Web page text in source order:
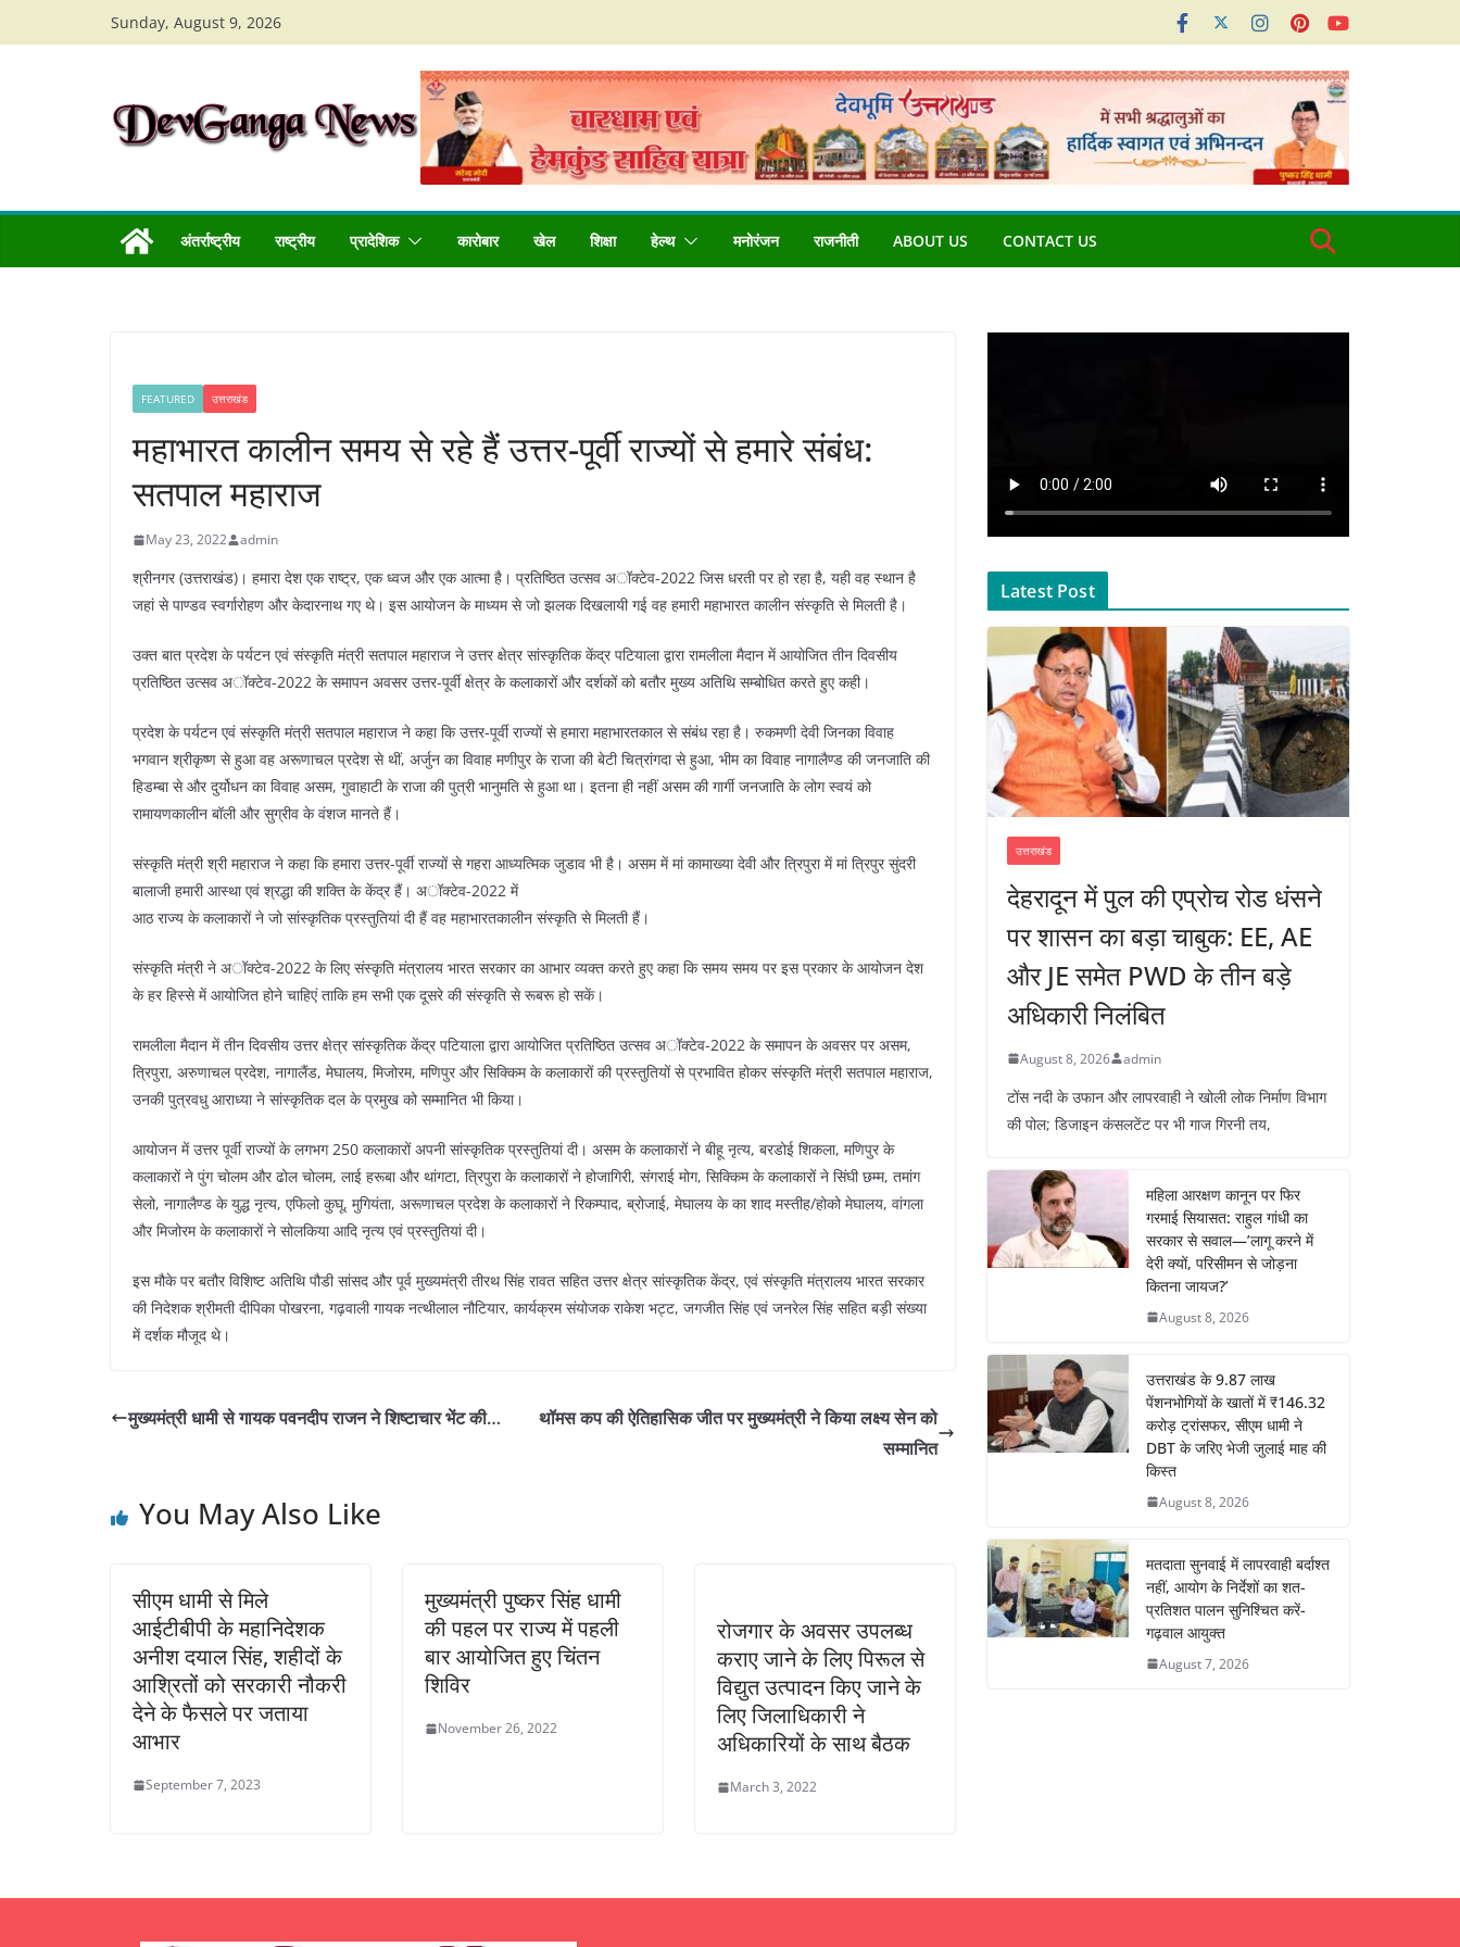
to
Sunday, August 9, 2026
अंतर्राष्ट्रीय राष्ट्रीय प्रादेशिक कारोबार खेल शिक्षा हेल्थ मनोरंजन राजनीती ABOUT US CONTACT US
FEATURED उत्तराखंड
महाभारत कालीन समय से रहे हैं उत्तर-पूर्वी राज्यों से हमारे संबंध:
सतपाल महाराज
May 23, 2022 admin
श्रीनगर (उत्तराखंड)। हमारा देश एक राष्ट्र, एक ध्वज और एक आत्मा है। प्रतिष्ठित उत्सव अॉक्टेव-2022 जिस धरती पर हो रहा है, यही वह स्थान है
जहां से पाण्डव स्वर्गारोहण और केदारनाथ गए थे। इस आयोजन के माध्यम से जो झलक दिखलायी गई वह हमारी महाभारत कालीन संस्कृति से मिलती है।
उक्त बात प्रदेश के पर्यटन एवं संस्कृति मंत्री सतपाल महाराज ने उत्तर क्षेत्र सांस्कृतिक केंद्र पटियाला द्वारा रामलीला मैदान में आयोजित तीन दिवसीय
प्रतिष्ठित उत्सव अॉक्टेव-2022 के समापन अवसर उत्तर-पूर्वी क्षेत्र के कलाकारों और दर्शकों को बतौर मुख्य अतिथि सम्बोधित करते हुए कही।
प्रदेश के पर्यटन एवं संस्कृति मंत्री सतपाल महाराज ने कहा कि उत्तर-पूर्वी राज्यों से हमारा महाभारतकाल से संबंध रहा है। रुकमणी देवी जिनका विवाह
भगवान श्रीकृष्ण से हुआ वह अरूणाचल प्रदेश से थीं, अर्जुन का विवाह मणीपुर के राजा की बेटी चित्रांगदा से हुआ, भीम का विवाह नागालैण्ड की जनजाति की
हिडम्बा से और दुर्योधन का विवाह असम, गुवाहाटी के राजा की पुत्री भानुमति से हुआ था। इतना ही नहीं असम की गार्गी जनजाति के लोग स्वयं को
रामायणकालीन बॉली और सुग्रीव के वंशज मानते हैं।
संस्कृति मंत्री श्री महाराज ने कहा कि हमारा उत्तर-पूर्वी राज्यों से गहरा आध्यत्मिक जुडाव भी है। असम में मां कामाख्या देवी और त्रिपुरा में मां त्रिपुर सुंदरी
बालाजी हमारी आस्था एवं श्रद्धा की शक्ति के केंद्र हैं। अॉक्टेव-2022 में
आठ राज्य के कलाकारों ने जो सांस्कृतिक प्रस्तुतियां दी हैं वह महाभारतकालीन संस्कृति से मिलती हैं।
संस्कृति मंत्री ने अॉक्टेव-2022 के लिए संस्कृति मंत्रालय भारत सरकार का आभार व्यक्त करते हुए कहा कि समय समय पर इस प्रकार के आयोजन देश
के हर हिस्से में आयोजित होने चाहिएं ताकि हम सभी एक दूसरे की संस्कृति से रूबरू हो सकें।
रामलीला मैदान में तीन दिवसीय उत्तर क्षेत्र सांस्कृतिक केंद्र पटियाला द्वारा आयोजित प्रतिष्ठित उत्सव अॉक्टेव-2022 के समापन के अवसर पर असम,
त्रिपुरा, अरुणाचल प्रदेश, नागालैंड, मेघालय, मिजोरम, मणिपुर और सिक्किम के कलाकारों की प्रस्तुतियों से प्रभावित होकर संस्कृति मंत्री सतपाल महाराज,
उनकी पुत्रवधु आराध्या ने सांस्कृतिक दल के प्रमुख को सम्मानित भी किया।
आयोजन में उत्तर पूर्वी राज्यों के लगभग 250 कलाकारों अपनी सांस्कृतिक प्रस्तुतियां दी। असम के कलाकारों ने बीहू नृत्य, बरडोई शिकला, मणिपुर के
कलाकारों ने पुंग चोलम और ढोल चोलम, लाई हरूबा और थांगटा, त्रिपुरा के कलाकारों ने होजागिरी, संगराई मोग, सिक्किम के कलाकारों ने सिंघी छम्म, तमांग
सेलो, नागालैण्ड के युद्ध नृत्य, एफिलो कुघू, मुगियंता, अरूणाचल प्रदेश के कलाकारों ने रिकम्पाद, ब्रोजाई, मेघालय के का शाद मस्तीह/होको मेघालय, वांगला
और मिजोरम के कलाकारों ने सोलकिया आदि नृत्य एवं प्रस्तुतियां दी।
इस मौके पर बतौर विशिष्ट अतिथि पौडी सांसद और पूर्व मुख्यमंत्री तीरथ सिंह रावत सहित उत्तर क्षेत्र सांस्कृतिक केंद्र, एवं संस्कृति मंत्रालय भारत सरकार
की निदेशक श्रीमती दीपिका पोखरना, गढ़वाली गायक नत्थीलाल नौटियार, कार्यक्रम संयोजक राकेश भट्ट, जगजीत सिंह एवं जनरेल सिंह सहित बड़ी संख्या
में दर्शक मौजूद थे।
मुख्यमंत्री धामी से गायक पवनदीप राजन ने शिष्टाचार भेंट की…
थॉमस कप की ऐतिहासिक जीत पर मुख्यमंत्री ने किया लक्ष्य सेन को
सम्मानित
You May Also Like
सीएम धामी से मिले
आईटीबीपी के महानिदेशक
अनीश दयाल सिंह, शहीदों के
आश्रितों को सरकारी नौकरी
देने के फैसले पर जताया
आभार
September 7, 2023
मुख्यमंत्री पुष्कर सिंह धामी
की पहल पर राज्य में पहली
बार आयोजित हुए चिंतन
शिविर
November 26, 2022
रोजगार के अवसर उपलब्ध
कराए जाने के लिए पिरूल से
विद्युत उत्पादन किए जाने के
लिए जिलाधिकारी ने
अधिकारियों के साथ बैठक
March 3, 2022
Latest Post
उत्तराखंड
देहरादून में पुल की एप्रोच रोड धंसने
पर शासन का बड़ा चाबुक: EE, AE
और JE समेत PWD के तीन बड़े
अधिकारी निलंबित
August 8, 2026 admin
टोंस नदी के उफान और लापरवाही ने खोली लोक निर्माण विभाग
की पोल; डिजाइन कंसलटेंट पर भी गाज गिरनी तय,
महिला आरक्षण कानून पर फिर
गरमाई सियासत: राहुल गांधी का
सरकार से सवाल—’लागू करने में
देरी क्यों, परिसीमन से जोड़ना
कितना जायज?’
August 8, 2026
उत्तराखंड के 9.87 लाख
पेंशनभोगियों के खातों में ₹146.32
करोड़ ट्रांसफर, सीएम धामी ने
DBT के जरिए भेजी जुलाई माह की
किस्त
August 8, 2026
मतदाता सुनवाई में लापरवाही बर्दाश्त
नहीं, आयोग के निर्देशों का शत-
प्रतिशत पालन सुनिश्चित करें-
गढ़वाल आयुक्त
August 7, 2026